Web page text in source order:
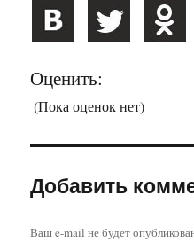
Оценить:
(Пока оценок нет)
Добавить
Ваш e-mail не будет